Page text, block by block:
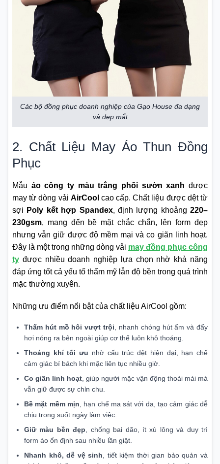
Các bộ đồng phục doanh nghiệp của Gạo House đa dạng
và đẹp mắt
2. Chất Liệu May Áo Thun Đồng
Phục
Mẫu áo công ty màu trắng phối sườn xanh được
may từ dòng vải AirCool cao cấp. Chất liệu được dệt từ
sợi Poly kết hợp Spandex, định lượng khoảng 220–
230gsm, mang đến bề mặt chắc chắn, lên form đẹp
nhưng vẫn giữ được độ mềm mại và co giãn linh hoạt.
Đây là một trong những dòng vải may đồng phục công
ty được nhiều doanh nghiệp lựa chọn nhờ khả năng
đáp ứng tốt cả yếu tố thẩm mỹ lẫn độ bền trong quá trình
mặc thường xuyên.
Những ưu điểm nổi bật của chất liệu AirCool gồm:
Thấm hút mồ hôi vượt trội , nhanh chóng hút ẩm và đẩy
hơi nóng ra bên ngoài giúp cơ thể luôn khô thoáng.
Thoáng khí tối ưu nhờ cấu trúc dệt hiện đại, hạn chế
cảm giác bí bách khi mặc liên tục nhiều giờ.
Co giãn linh hoạt , giúp người mặc vận động thoải mái mà
vẫn giữ được sự chỉn chu.
Bề mặt mềm mịn , hạn chế ma sát với da, tạo cảm giác dễ
chịu trong suốt ngày làm việc.
Giữ màu bền đẹp , chống bai dão, ít xù lông và duy trì
form áo ổn định sau nhiều lần giặt.
Nhanh khô, dễ vệ sinh , tiết kiệm thời gian bảo quản và